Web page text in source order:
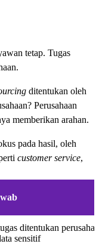
tetap. Tugas
ditentukan oleh
Perusahaan
memberikan arahan.
pada hasil, oleh
customer service,
ditentukan
sensitif